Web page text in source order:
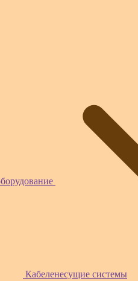
Кабеленесущие системы